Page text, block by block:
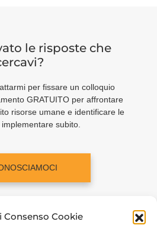
Consenso Cookie
le risposte che
per fissare un colloquio
GRATUITO per affrontare
risorse umane e identificare le
subito.